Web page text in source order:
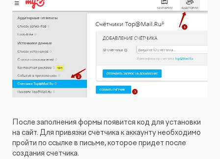
После заполнения формы появится код для установки
на сайт. Для привязки счетчика к аккаунту необходимо
пройти по ссылке в письме, которое придет после
создания счетчика.